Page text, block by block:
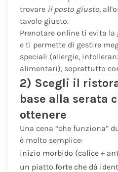
trovare il posto giusto,
tavolo giusto.
Prenotare online ti evita
e ti permette di gestire
speciali (allergie,
alimentari), soprattutto
2) Scegli il
base alla serata
ottenere
Una cena “che funziona”
è molto semplice:
inizio morbido (calice +
un piatto forte che dà